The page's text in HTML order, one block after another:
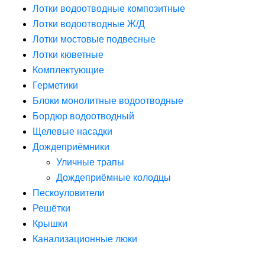
Лотки водоотводные композитные
Лотки водоотводные Ж/Д
Лотки мостовые подвесные
Лотки кюветные
Комплектующие
Герметики
Блоки монолитные водоотводные
Бордюр водоотводный
Щелевые насадки
Дождеприёмники
Уличные трапы
Дождеприёмные колодцы
Пескоуловители
Решётки
Крышки
Канализационные люки